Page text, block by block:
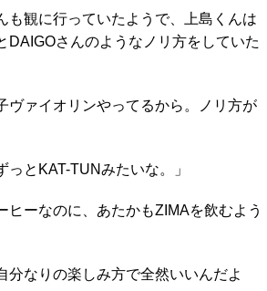
も観に行っていたようで、上島くんは
DAIGOさんのようなノリ方をしていた
ヴァイオリンやってるから。ノリ方が
っとKAT-TUNみたいな。」
ヒーなのに、あたかもZIMAを飲むよう
分なりの楽しみ方で全然いいんだよ